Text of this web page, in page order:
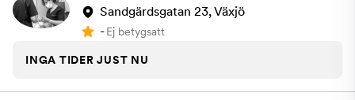
Sandgärdsgatan 23, Växjö
-Ej betygsatt
INGA TIDER JUST NU